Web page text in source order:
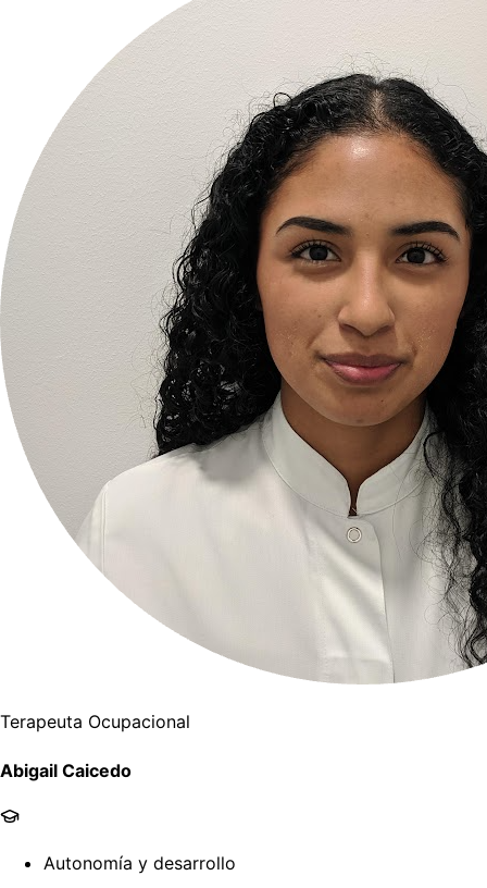
Terapeuta Ocupacional
Abigail Caicedo
Autonomía y desarrollo